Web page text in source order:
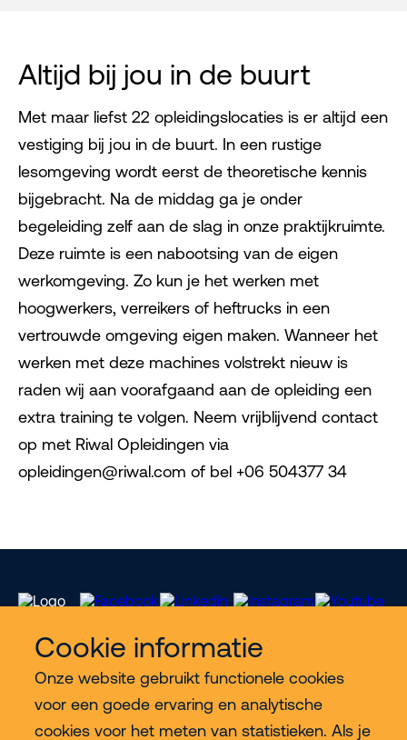
Cookie informatie
Onze website gebruikt functionele cookies
voor een goede ervaring en analytische
cookies voor het meten van statistieken. Als je
Altijd bij jou in de buurt
Met maar liefst 22 opleidingslocaties is er altijd een
vestiging bij jou in de buurt. In een rustige
lesomgeving wordt eerst de theoretische kennis
bijgebracht. Na de middag ga je onder
begeleiding zelf aan de slag in onze praktijkruimte.
Deze ruimte is een nabootsing van de eigen
werkomgeving. Zo kun je het werken met
hoogwerkers, verreikers of heftrucks in een
vertrouwde omgeving eigen maken. Wanneer het
werken met deze machines volstrekt nieuw is
raden wij aan voorafgaand aan de opleiding een
extra training te volgen. Neem vrijblijvend contact
op met Riwal Opleidingen via
opleidingen@riwal.com of bel +06 504377 34
Meer Riwal